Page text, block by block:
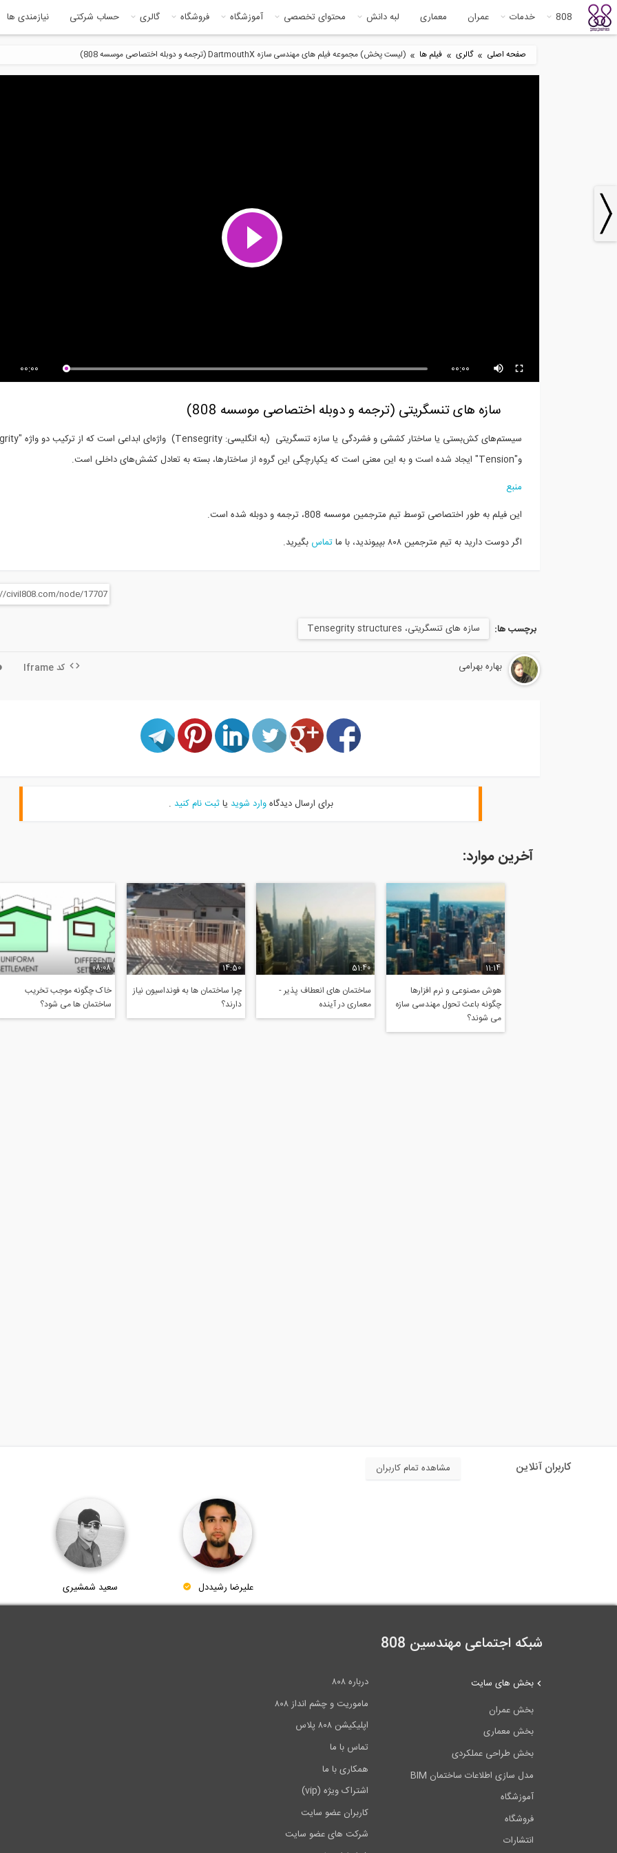
808 خدمات عمران معماری لبه دانش محتوای تخصصی آموزشگاه فروشگاه گالری حساب شرکتی نیازمندی ها
صفحه اصلی » گالری » فیلم ها » (لیست پخش) مجموعه فیلم های مهندسی سازه DartmouthX (ترجمه و دوبله اختصاصی موسسه 808)
00:00 00:00
سازه های تنسگریتی (ترجمه و دوبله اختصاصی موسسه 808)
و"Tension" ایجاد شده است و به این معنی است که یکپارچگی این گروه از ساختارها، بسته به تعادل کشش‌های داخلی است.
منبع
این فیلم به طور اختصاصی توسط تیم مترجمین موسسه 808، ترجمه و دوبله شده است.
اگر دوست دارید به تیم مترجمین ۸۰۸ بپیوندید، با ما
تماس بگیرید.
برچسب ها: سازه های تنسگریتی، Tensegrity structures
بهاره بهرامی کد Iframe
برای ارسال دیدگاهوارد شوید یاثبت نام کنید .
آخرین موارد:
11:14
هوش مصنوعی و نرم افزارها
چگونه باعث تحول مهندسی سازه
می شوند؟
51:40
ساختمان های انعطاف پذیر -
معماری در آینده
14:50
چرا ساختمان ها به فونداسیون نیاز
دارند؟
08:08
خاک چگونه موجب تخریب
ساختمان ها می شود؟
کاربران آنلاین مشاهده تمام کاربران
علیرضا رشیددل سعید شمشیری
شبکه اجتماعی مهندسین 808
درباره ۸۰۸
ماموریت و چشم انداز ۸۰۸
اپلیکیشن ۸۰۸ پلاس
تماس با ما
همکاری با ما
اشتراک ویژه (vip)
کاربران عضو سایت
شرکت های عضو سایت
بخش های سایت
بخش عمران
بخش معماری
بخش طراحی عملکردی
مدل سازی اطلاعات ساختمان BIM
آموزشگاه
فروشگاه
انتشارات